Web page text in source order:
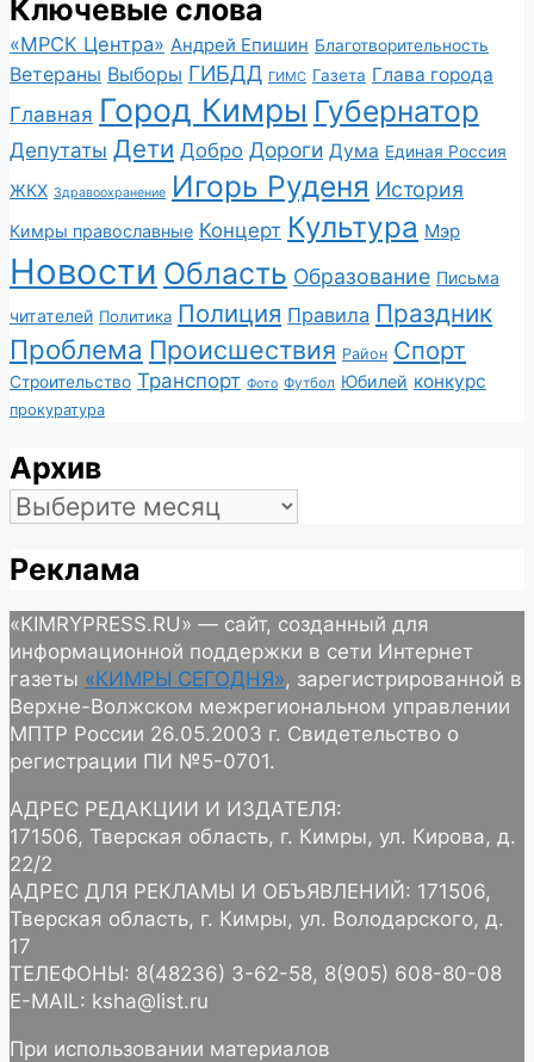
Ключевые слова
«МРСК Центра» Андрей Епишин Благотворительность
Ветераны Выборы ГИБДД ГИМС Газета Глава города
Главная Город Кимры Губернатор
Депутаты Дети Добро Дороги Дума Единая Россия
ЖКХ Здравоохранение Игорь Руденя История
Кимры православные Концерт Культура Мэр
Новости Область Образование Письма
читателей Политика Полиция Правила Праздник
Проблема Происшествия Район Спорт
Строительство Транспорт Фото Футбол Юбилей конкурс
прокуратура
Архив
Архив
Реклама
«KIMRYPRESS.RU» — сайт, созданный для
информационной поддержки в сети Интернет
газеты «КИМРЫ СЕГОДНЯ», зарегистрированной в
Верхне-Волжском межрегиональном управлении
МПТР России 26.05.2003 г. Свидетельство о
регистрации ПИ №5-0701.
АДРЕС РЕДАКЦИИ И ИЗДАТЕЛЯ:
171506, Тверская область, г. Кимры, ул. Кирова, д.
22/2
АДРЕС ДЛЯ РЕКЛАМЫ И ОБЪЯВЛЕНИЙ: 171506,
Тверская область, г. Кимры, ул. Володарского, д.
17
ТЕЛЕФОНЫ: 8(48236) 3-62-58, 8(905) 608-80-08
E-MAIL: ksha@list.ru
При использовании материалов